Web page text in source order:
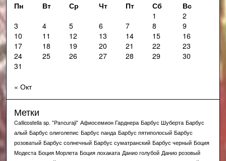
Пн
Вт Ср Чт Пт Сб
Вс
1
2
3
4 5 6 7 8
9
10
11 12 13 14 15
16
17
18 19 20 21 22
23
24
25 26 27 28 29
30
31
« Окт
Метки
Callicostella sp. "Pancuraji" Афиосемион Гарднера Барбус Шуберта Барбус
алый Барбус олиголепис Барбус панда Барбус пятиполосый Барбус
розоватый Барбус солнечный Барбус суматранский Барбус черный Боция
Модеста Боция Морлета Боция лохаката Данио голубой Данио розовый